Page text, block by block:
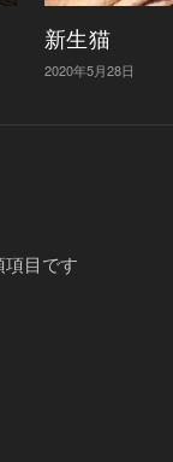
新生猫
2020年5月28日
目です